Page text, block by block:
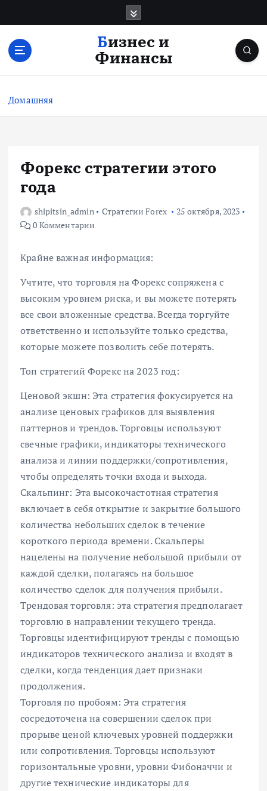
с
Бизнес и
Финансы
Домашняя
Форекс стратегии этого
года
shipitsin_admin Стратегии Forex
25 октября, 2023
0 Комментарии
Крайне важная информация:
Учтите, что торговля на Форекс сопряжена с
высоким уровнем риска, и вы можете потерять
все свои вложенные средства. Всегда торгуйте
ответственно и используйте только средства,
которые можете позволить себе потерять.
Топ стратегий Форекс на 2023 год:
Ценовой экшн: Эта стратегия фокусируется на
анализе ценовых графиков для выявления
паттернов и трендов. Торговцы используют
свечные графики, индикаторы технического
анализа и линии поддержки/сопротивления,
чтобы определять точки входа и выхода.
Скальпинг: Эта высокочастотная стратегия
включает в себя открытие и закрытие большого
количества небольших сделок в течение
короткого периода времени. Скальперы
нацелены на получение небольшой прибыли от
каждой сделки, полагаясь на большое
количество сделок для получения прибыли.
Трендовая торговля: эта стратегия предполагает
торговлю в направлении текущего тренда.
Торговцы идентифицируют тренды с помощью
индикаторов технического анализа и входят в
сделки, когда тенденция дает признаки
продолжения.
Торговля по пробоям: Эта стратегия
сосредоточена на совершении сделок при
прорыве ценой ключевых уровней поддержки
или сопротивления. Торговцы используют
горизонтальные уровни, уровни Фибоначчи и
другие технические индикаторы для